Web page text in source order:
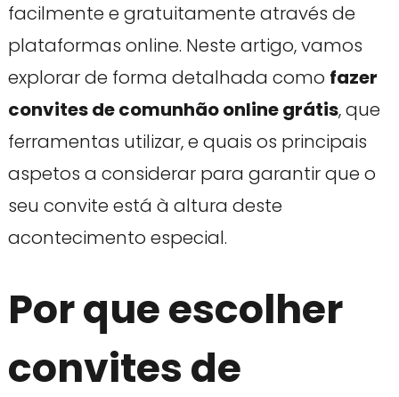
facilmente e gratuitamente através de
plataformas online. Neste artigo, vamos
explorar de forma detalhada como fazer
convites de comunhão online grátis, que
ferramentas utilizar, e quais os principais
aspetos a considerar para garantir que o
seu convite está à altura deste
acontecimento especial.
Por que escolher
convites de